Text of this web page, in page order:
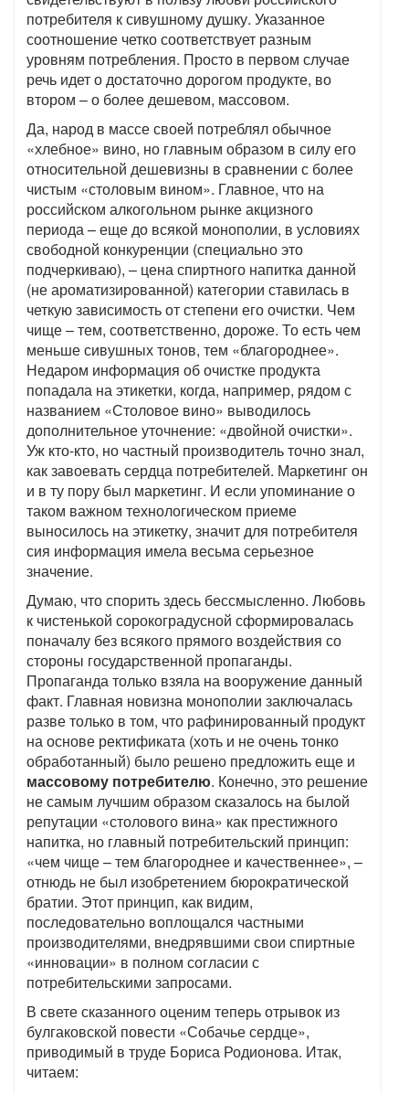
потребителя к сивушному душку. Указанное
соотношение четко соответствует разным
уровням потребления. Просто в первом случае
речь идет о достаточно дорогом продукте, во
втором – о более дешевом, массовом.
Да, народ в массе своей потреблял обычное
«хлебное» вино, но главным образом в силу его
относительной дешевизны в сравнении с более
чистым «столовым вином». Главное, что на
российском алкогольном рынке акцизного
периода – еще до всякой монополии, в условиях
свободной конкуренции (специально это
подчеркиваю), – цена спиртного напитка данной
(не ароматизированной) категории ставилась в
четкую зависимость от степени его очистки. Чем
чище – тем, соответственно, дороже. То есть чем
меньше сивушных тонов, тем «благороднее».
Недаром информация об очистке продукта
попадала на этикетки, когда, например, рядом с
названием «Столовое вино» выводилось
дополнительное уточнение: «двойной очистки».
Уж кто-кто, но частный производитель точно знал,
как завоевать сердца потребителей. Маркетинг он
и в ту пору был маркетинг. И если упоминание о
таком важном технологическом приеме
выносилось на этикетку, значит для потребителя
сия информация имела весьма серьезное
значение.
Думаю, что спорить здесь бессмысленно. Любовь
к чистенькой сорокоградусной сформировалась
поначалу без всякого прямого воздействия со
стороны государственной пропаганды.
Пропаганда только взяла на вооружение данный
факт. Главная новизна монополии заключалась
разве только в том, что рафинированный продукт
на основе ректификата (хоть и не очень тонко
обработанный) было решено предложить еще и
массовому потребителю. Конечно, это решение
не самым лучшим образом сказалось на былой
репутации «столового вина» как престижного
напитка, но главный потребительский принцип:
«чем чище – тем благороднее и качественнее», –
отнюдь не был изобретением бюрократической
братии. Этот принцип, как видим,
последовательно воплощался частными
производителями, внедрявшими свои спиртные
«инновации» в полном согласии с
потребительскими запросами.
В свете сказанного оценим теперь отрывок из
булгаковской повести «Собачье сердце»,
приводимый в труде Бориса Родионова. Итак,
читаем: